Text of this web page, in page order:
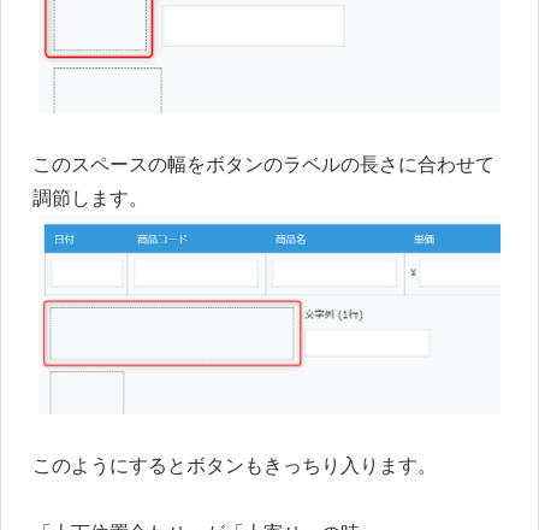
このスペースの幅をボタンのラベルの長さに合わせて
調節します。
このようにするとボタンもきっちり入ります。